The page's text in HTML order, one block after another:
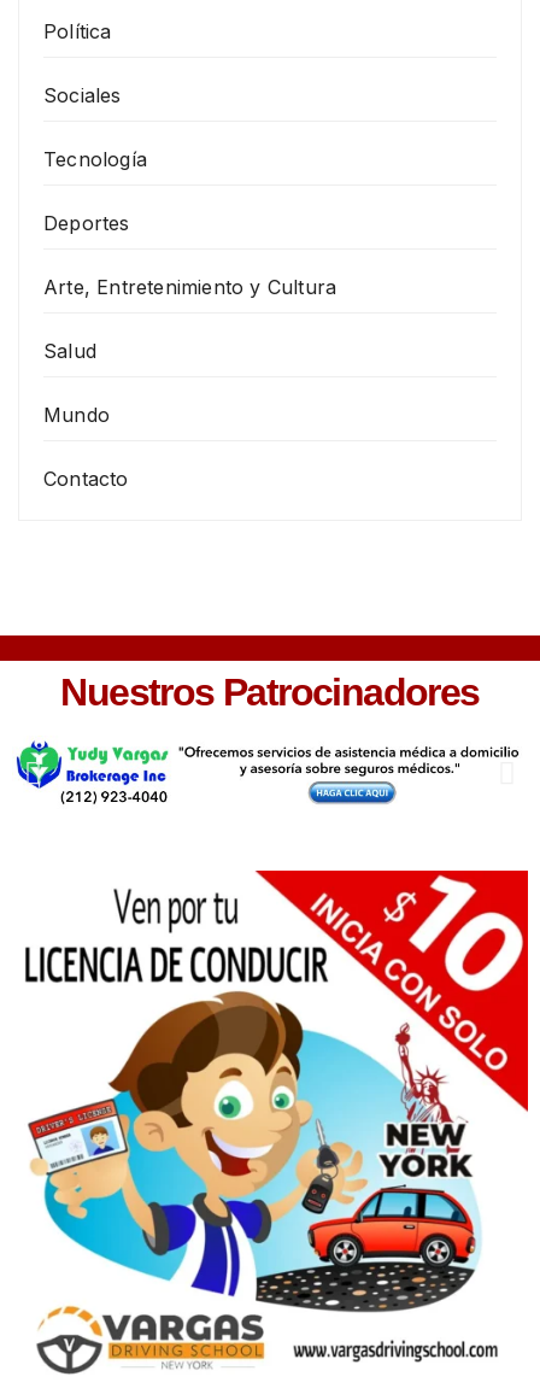
Política
Sociales
Tecnología
Deportes
Arte, Entretenimiento y Cultura
Salud
Mundo
Contacto
Nuestros Patrocinadores